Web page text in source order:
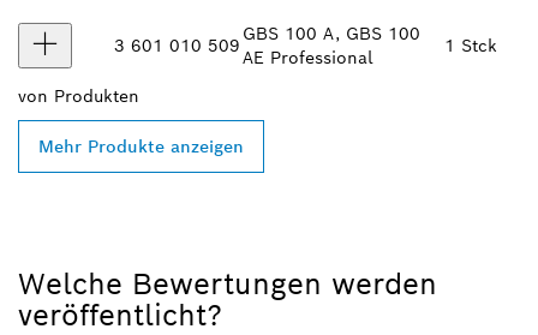
3 601 010 509
GBS 100 A, GBS 100
AE Professional
1 Stck
von Produkten
Mehr Produkte anzeigen
Welche Bewertungen werden
veröffentlicht?